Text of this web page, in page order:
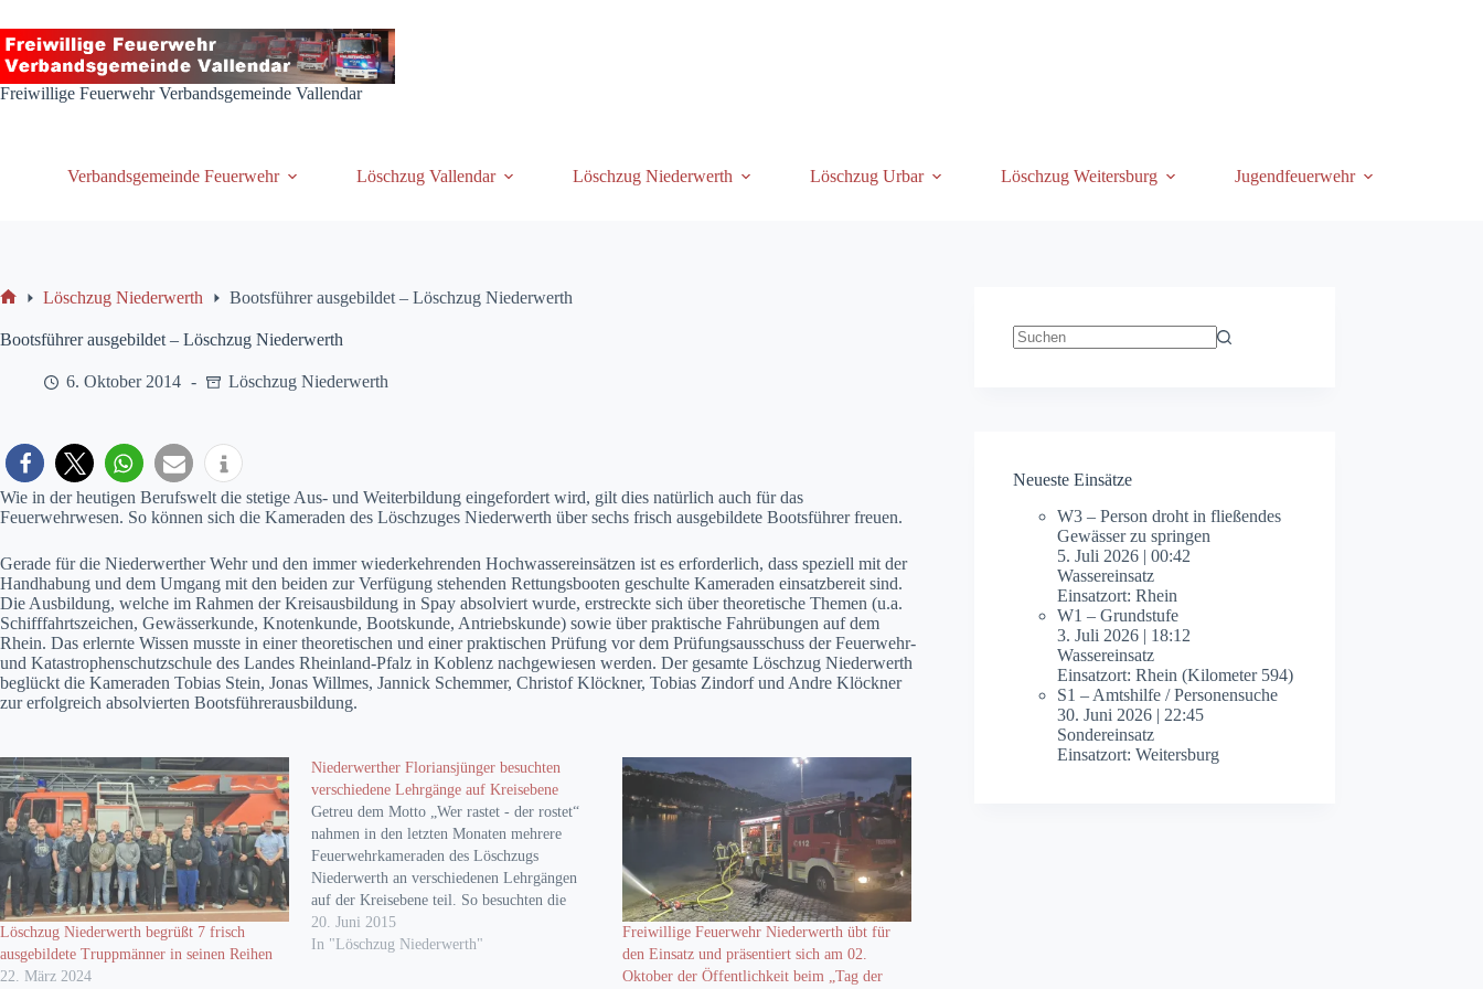
Inhalt
springen
Freiwillige Feuerwehr Verbandsgemeinde Vallendar
Verbandsgemeinde Feuerwehr Löschzug Vallendar Löschzug Niederwerth Löschzug Urbar Löschzug Weitersburg Jugendfeuerwehr
Löschzug Niederwerth Bootsführer ausgebildet – Löschzug Niederwerth
Bootsführer ausgebildet – Löschzug Niederwerth
6. Oktober 2014 Löschzug Niederwerth
Wie in der heutigen Berufswelt die stetige Aus- und Weiterbildung eingefordert wird, gilt dies natürlich auch für das
Feuerwehrwesen. So können sich die Kameraden des Löschzuges Niederwerth über sechs frisch ausgebildete Bootsführer freuen.
Gerade für die Niederwerther Wehr und den immer wiederkehrenden Hochwassereinsätzen ist es erforderlich, dass speziell mit der
Handhabung und dem Umgang mit den beiden zur Verfügung stehenden Rettungsbooten geschulte Kameraden einsatzbereit sind.
Die Ausbildung, welche im Rahmen der Kreisausbildung in Spay absolviert wurde, erstreckte sich über theoretische Themen (u.a.
Schifffahrtszeichen, Gewässerkunde, Knotenkunde, Bootskunde, Antriebskunde) sowie über praktische Fahrübungen auf dem
Rhein. Das erlernte Wissen musste in einer theoretischen und einer praktischen Prüfung vor dem Prüfungsausschuss der Feuerwehr-
und Katastrophenschutzschule des Landes Rheinland-Pfalz in Koblenz nachgewiesen werden. Der gesamte Löschzug Niederwerth
beglückt die Kameraden Tobias Stein, Jonas Willmes, Jannick Schemmer, Christof Klöckner, Tobias Zindorf und Andre Klöckner
zur erfolgreich absolvierten Bootsführerausbildung.
Löschzug Niederwerth begrüßt 7 frisch
ausgebildete Truppmänner in seinen Reihen
22. März 2024
Niederwerther Floriansjünger besuchten
verschiedene Lehrgänge auf Kreisebene
Getreu dem Motto „Wer rastet - der rostet“
nahmen in den letzten Monaten mehrere
Feuerwehrkameraden des Löschzugs
Niederwerth an verschiedenen Lehrgängen
auf der Kreisebene teil. So besuchten die
Feuerwehrkameraden Manuel Kreuter, Tobias
Zindorf und Axel Weller den 35-Stunden
20. Juni 2015
In "Löschzug Niederwerth"
Freiwillige Feuerwehr Niederwerth übt für
den Einsatz und präsentiert sich am 02.
Oktober der Öffentlichkeit beim „Tag der
Neueste Einsätze
W3 – Person droht in fließendes
Gewässer zu springen
5. Juli 2026 |00:42
Wassereinsatz
Einsatzort: Rhein
W1 – Grundstufe
3. Juli 2026 | 18:12
Wassereinsatz
Einsatzort: Rhein (Kilometer 594)
S1 – Amtshilfe / Personensuche
30. Juni 2026 | 22:45
Sondereinsatz
Einsatzort: Weitersburg